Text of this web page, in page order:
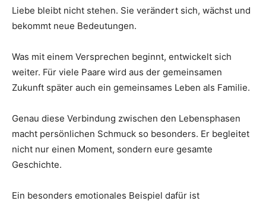
Liebe bleibt nicht stehen. Sie verändert sich, wächst und
bekommt neue Bedeutungen.
Was mit einem Versprechen beginnt, entwickelt sich
weiter. Für viele Paare wird aus der gemeinsamen
Zukunft später auch ein gemeinsames Leben als Familie.
Genau diese Verbindung zwischen den Lebensphasen
macht persönlichen Schmuck so besonders. Er begleitet
nicht nur einen Moment, sondern eure gesamte
Geschichte.
Ein besonders emotionales Beispiel dafür ist